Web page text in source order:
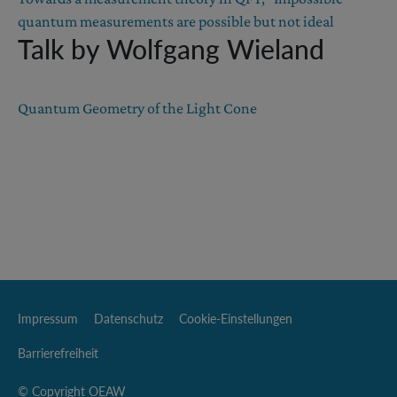
quantum measurements are possible but not ideal
Talk by Wolfgang Wieland
Quantum Geometry of the Light Cone
Impressum Datenschutz Cookie-Einstellungen
Barrierefreiheit
© Copyright OEAW